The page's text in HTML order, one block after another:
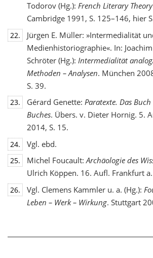
Todorov (Hg.): French Literary
Cambridge 1991, S. 125–146, hier
22.
Jürgen E. Müller: »Intermedialität
Medienhistoriographie«. In: Joachim
Schröter (Hg.): Intermedialität
Methoden – Analysen. München
S. 39.
23. Gérard Genette: Paratexte. Das
Buches. Übers. v. Dieter Hornig. 5.
2014, S. 15.
24. Vgl. ebd.
25. Michel Foucault:Archäologie des
Ulrich Köppen. 16. Aufl. Frankfurt
26. Vgl. Clemens Kammler u. a. (Hg.):
Leben – Werk – Wirkung. Stuttgart